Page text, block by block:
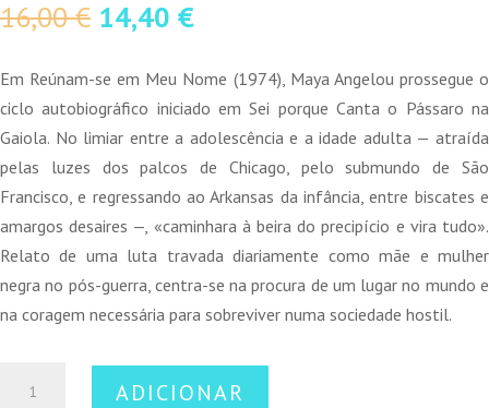
16,00€ O
original
era:
16,00 €.
14,40 €O
atual
é:
14,40 €.
Em Reúnam-se em Meu Nome (1974), Maya Angelou prossegue o
ciclo autobiográfico iniciado em Sei porque Canta o Pássaro na
Gaiola. No limiar entre a adolescência e a idade adulta — atraída
pelas luzes dos palcos de Chicago, pelo submundo de São
Francisco, e regressando ao Arkansas da infância, entre biscates e
amargos desaires —, «caminhara à beira do precipício e vira tudo».
Relato de uma luta travada diariamente como mãe e mulher
negra no pós-guerra, centra-se na procura de um lugar no mundo e
na coragem necessária para sobreviver numa sociedade hostil.
ADICIONAR